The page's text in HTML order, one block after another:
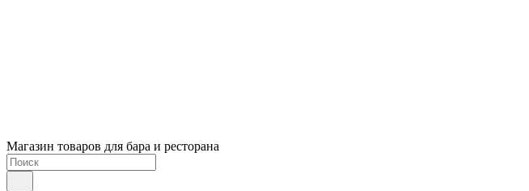
Магазин товаров для бара и ресторана